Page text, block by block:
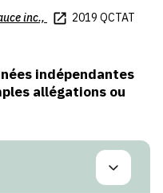
inc.,
2019 QCTAT
indépendantes
allégations ou